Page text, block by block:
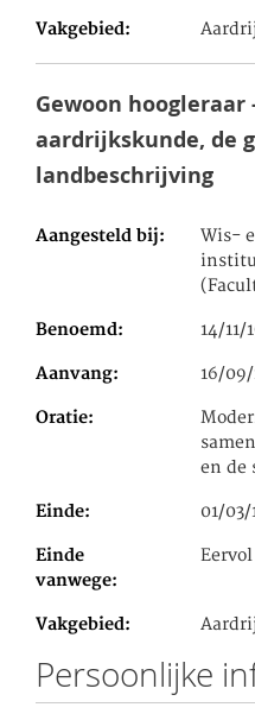
Vakgebied
Gewoon
aardrijkskunde, de
landbeschrijving
Aangesteld bij
Wis-
Benoemd 14/11/
Aanvang 16/09/
Oratie
en de
Einde 01/03/
Einde
vanwege
Vakgebied
Persoonlijke